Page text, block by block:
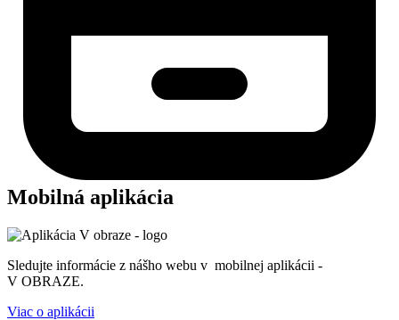
Mobilná aplikácia
Sledujte informácie z nášho webu v mobilnej aplikácii -
V OBRAZE.
Viac o aplikácii